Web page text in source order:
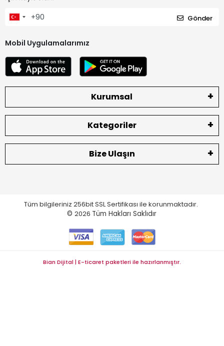
Gönder
Mobil Uygulamalarımız
Kurumsal
Kategoriler
Bize Ulaşın
Tüm bilgileriniz 256bit SSL Sertifikası ile korunmaktadır.
©2026 Tüm Hakları Saklıdır
Bian Dijital | E-ticaret paketleri ile hazırlanmıştır.